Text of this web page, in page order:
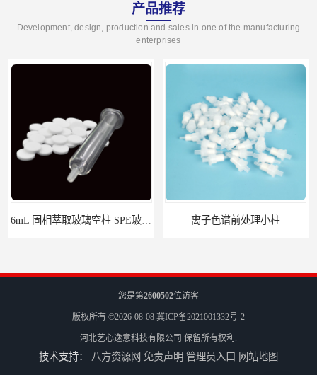
产品推荐
Development, design, production and sales in one of the manufacturing
enterprises
6mL 固相萃取玻璃空柱 SPE玻璃空柱 离子色谱前处理小柱​
您是第2600502位访客
版权所有 ©2026-08-08 冀ICP备2021001332号-2
河北艺心逸意科技有限公司 保留所有权利.
技术支持： 八方资源网 免责声明 管理员入口 网站地图